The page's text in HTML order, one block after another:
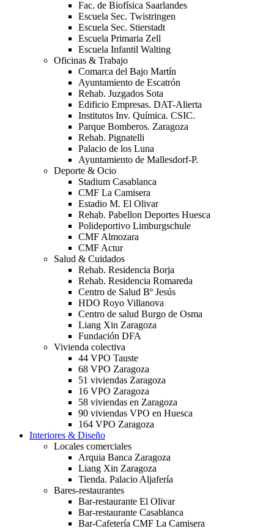
Fac. de Biofísica Saarlandes
Escuela Sec. Twistringen
Escuela Sec. Stierstadt
Escuela Primaria Zell
Escuela Infantil Walting
Oficinas & Trabajo
Comarca del Bajo Martín
Ayuntamiento de Escatrón
Rehab. Juzgados Sota
Edificio Empresas. DAT-Alierta
Institutos Inv. Química. CSIC.
Parque Bomberos. Zaragoza
Rehab. Pignatelli
Palacio de los Luna
Ayuntamiento de Mallesdorf-P.
Deporte & Ocio
Stadium Casablanca
CMF La Camisera
Estadio M. El Olivar
Rehab. Pabellon Deportes Huesca
Polideportivo Limburgschule
CMF Almozara
CMF Actur
Salud & Cuidados
Rehab. Residencia Borja
Rehab. Residencia Romareda
Centro de Salud Bº Jesús
HDO Royo Villanova
Centro de salud Burgo de Osma
Liang Xin Zaragoza
Fundación DFA
Vivienda colectiva
44 VPO Tauste
68 VPO Zaragoza
51 viviendas Zaragoza
16 VPO Zaragoza
58 viviendas en Zaragoza
90 viviendas VPO en Huesca
164 VPO Zaragoza
Interiores & Diseño
Locales comerciales
Arquia Banca Zaragoza
Liang Xin Zaragoza
Tienda. Palacio Aljafería
Bares-restaurantes
Bar-restaurante El Olivar
Bar-restaurante Casablanca
Bar-Cafetería CMF La Camisera